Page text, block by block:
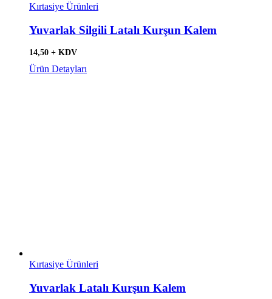
Kırtasiye Ürünleri
Yuvarlak Silgili Latalı Kurşun Kalem
14,50 + KDV
Ürün Detayları
Kırtasiye Ürünleri
Yuvarlak Latalı Kurşun Kalem